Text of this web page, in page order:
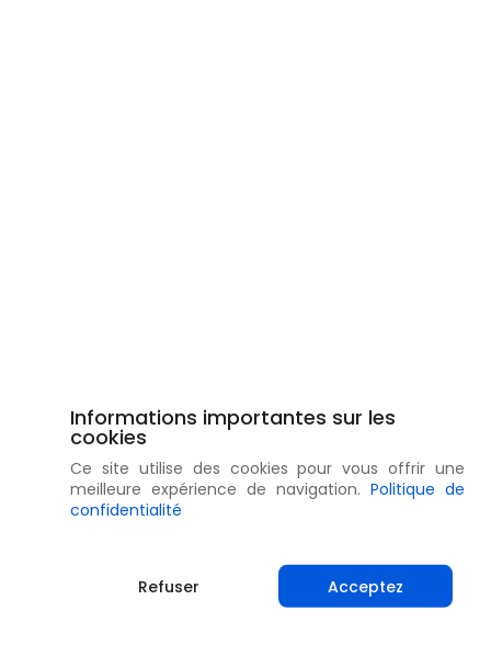
Informations importantes sur les
cookies
Ce site utilise des cookies pour vous offrir une
meilleure expérience de navigation. Politique de
confidentialité
Refuser Acceptez